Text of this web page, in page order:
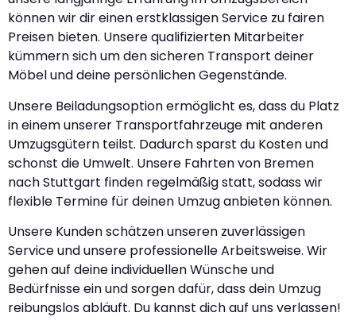
können wir dir einen erstklassigen Service zu fairen
Preisen bieten. Unsere qualifizierten Mitarbeiter
kümmern sich um den sicheren Transport deiner
Möbel und deine persönlichen Gegenstände.
Unsere Beiladungsoption ermöglicht es, dass du Platz
in einem unserer Transportfahrzeuge mit anderen
Umzugsgütern teilst. Dadurch sparst du Kosten und
schonst die Umwelt. Unsere Fahrten von Bremen
nach Stuttgart finden regelmäßig statt, sodass wir
flexible Termine für deinen Umzug anbieten können.
Unsere Kunden schätzen unseren zuverlässigen
Service und unsere professionelle Arbeitsweise. Wir
gehen auf deine individuellen Wünsche und
Bedürfnisse ein und sorgen dafür, dass dein Umzug
reibungslos abläuft. Du kannst dich auf uns verlassen!